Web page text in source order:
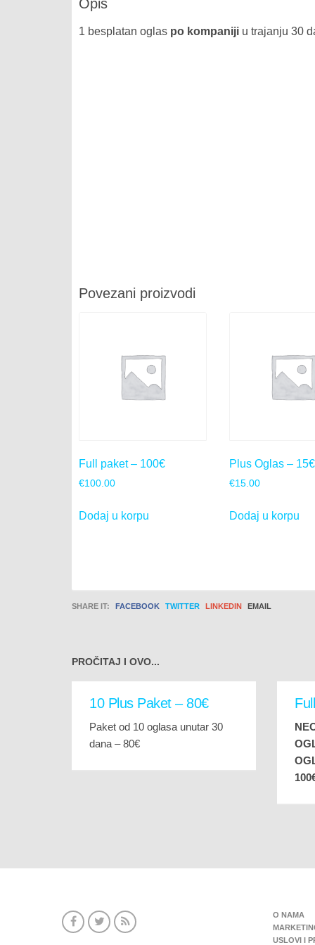
Opis
1 besplatan oglas po kompaniji u trajanju 30
Povezani proizvodi
Full paket – 100€
€100.00
Dodaj u korpu
Plus Oglas – 15€
€15.00
Dodaj u korpu
SHARE IT: FACEBOOK TWITTER LINKEDIN EMAIL
PROČITAJ I OVO...
10 Plus Paket – 80€
Paket od 10 oglasa unutar 30
dana – 80€
O NAMA
USLOVI I